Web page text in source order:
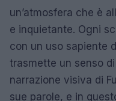
un’atmosfera che è
e inquietante. Ogni
con un uso sapiente
trasmette un senso
narrazione visiva di
sue parole, e in